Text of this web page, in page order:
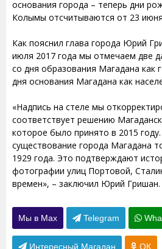
основания города – теперь дни
Колымы отсчитываются от 23
Как пояснил глава города Юрий
июля 2017 года мы отмечаем две
со дня образования Магадана как
дня основания Магадана как
«Надпись на стеле мы
соответствует решению
которое было принято в 2015
существование города Магадана
1929 года. Это подтверждают
фотографии улиц Портовой,
времен», – заключил Юрий Гришан.
Мы в Max Telegram
Интересный Магадан ОК